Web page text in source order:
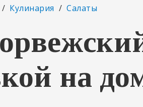
/ Кулинария / Салаты
на